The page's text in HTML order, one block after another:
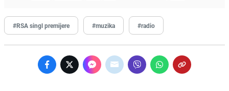
#RSA singl premijere #muzika #radio